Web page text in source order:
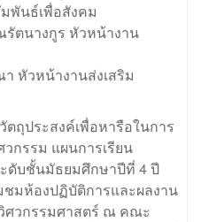
พันธ์เพื่อสังคม
ตนางกูร หัวหน้างาน
หัวหน้างานส่งเสริม
ตถุประสงค์เพื่อหารือในการ
กรรม แผนการเรียน
ดับชั้นมัธยมศึกษาปีที่ 4 ปี
ชมห้องปฏิบัติการและผลงาน
ศวกรรมศาสตร์ ณ คณะ